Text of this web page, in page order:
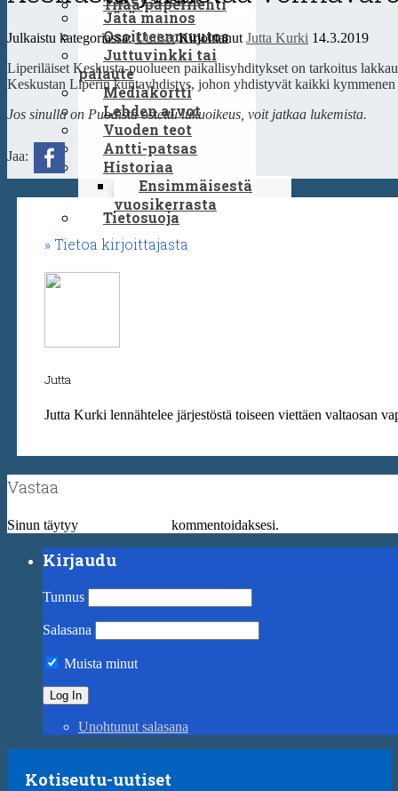
Tilaa paperilehti
Jätä mainos
Osoitteenmuutos
Juttuvinkki tai
palaute
Mediakortti
Lehden arvot
Vuoden teot
Antti-patsas
Historiaa
Ensimmäisestä
vuosikerrasta
Tietosuoja
Julkaistu kategoriassa:UutisetKirjoittanut Jutta Kurki 14.3.2019
Liperiläiset Keskusta-puolueen paikallisyhditykset on tarkoitus
Keskustan Liperin kuntayhdistys, johon yhdistyvät kaikki
Jos sinulla on Puodista ostettu lukuoikeus, voit jatkaa lukemista.
Jaa:
Tietoa kirjoittajasta
Jutta
Jutta Kurki lennähtelee järjestöstä toiseen viettäen valtaosan
Vastaa
Sinun täytyy kommentoidaksesi.
Kirjaudu
Tunnus
Salasana
Muista minut
Unohtunut salasana
Kotiseutu-uutiset